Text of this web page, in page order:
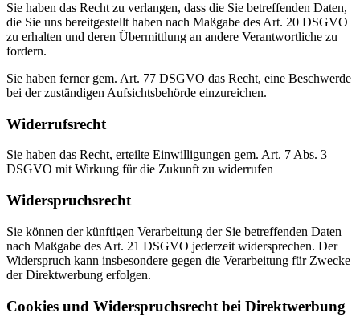
Sie haben das Recht zu verlangen, dass die Sie betreffenden Daten,
die Sie uns bereitgestellt haben nach Maßgabe des Art. 20 DSGVO
zu erhalten und deren Übermittlung an andere Verantwortliche zu
fordern.
Sie haben ferner gem. Art. 77 DSGVO das Recht, eine Beschwerde
bei der zuständigen Aufsichtsbehörde einzureichen.
Widerrufsrecht
Sie haben das Recht, erteilte Einwilligungen gem. Art. 7 Abs. 3
DSGVO mit Wirkung für die Zukunft zu widerrufen
Widerspruchsrecht
Sie können der künftigen Verarbeitung der Sie betreffenden Daten
nach Maßgabe des Art. 21 DSGVO jederzeit widersprechen. Der
Widerspruch kann insbesondere gegen die Verarbeitung für Zwecke
der Direktwerbung erfolgen.
Cookies und Widerspruchsrecht bei Direktwerbung